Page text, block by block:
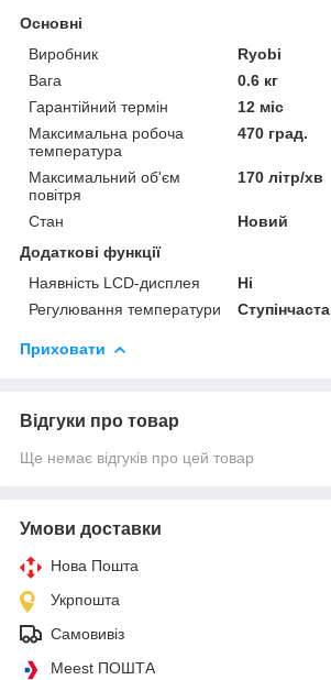
Основні
Виробник
Ryobi
Вага
0.6 кг
Гарантійний термін
12 міс
Максимальна робоча
температура
470 град.
Максимальний об'єм
повітря
170 літр/хв
Стан
Новий
Додаткові функції
Наявність LCD-дисплея
Ні
Регулювання температури
Ступінчаста
Приховати
Відгуки про товар
Ще немає відгуків про цей товар
Умови доставки
Нова Пошта
Укрпошта
Самовивіз
Meest ПОШТА